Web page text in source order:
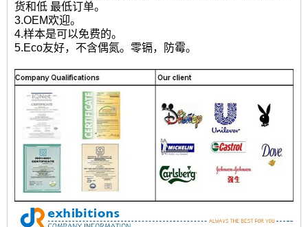
货和低 最低订单。
3.OEM欢迎。
4.样本是可以免费的。
5.Eco友好，不含偶氮。零镉，防霉。